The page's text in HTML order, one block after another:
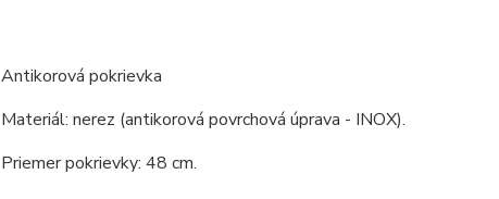
Antikorová pokrievka
Materiál: nerez (antikorová povrchová úprava - INOX).
Priemer pokrievky: 48 cm.